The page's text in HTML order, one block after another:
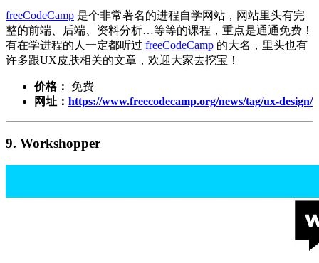
freeCodeCamp 是个非常著名的进程自学网站，网站里头有完
整的前端、后端、资料分析…等等的课程，重点是通通免费！
有在学进程的人一定都听过 freeCodeCamp 的大名，里头也有
许多跟UX皮肤相关的文章，欢迎大家去挖宝！
价格：
免费
网址： https://www.freecodecamp.org/news/tag/ux-design/
9. Workshopper